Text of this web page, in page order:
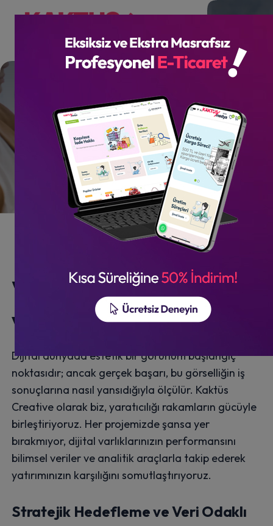
Ölçülebilir Sonuçlar
Veriye Dayalı Başarı
ve Somut Çıktılar
Dijital dünyada estetik bir görünüm başlangıç
noktasıdır; ancak gerçek başarı, bu görselliğin iş
sonuçlarına nasıl yansıdığıyla ölçülür. Kaktüs
Creative olarak biz, yaratıcılığı rakamların gücüyle
birleştiriyoruz. Her projemizde şansa yer
bırakmıyor, dijital varlıklarınızın performansını
bilimsel veriler ve analitik araçlarla takip ederek
yatırımınızın karşılığını somutlaştırıyoruz.
Stratejik Hedefleme ve Veri Odaklı